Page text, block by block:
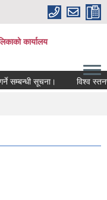
कार्यालय
सम्बन्धी सूचना। विश्व